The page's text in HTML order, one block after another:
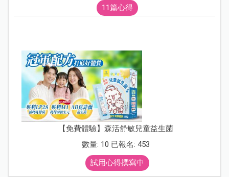
11篇心得
【免費體驗】森活舒敏兒童益生菌
數量: 10 已報名: 453
試用心得撰寫中